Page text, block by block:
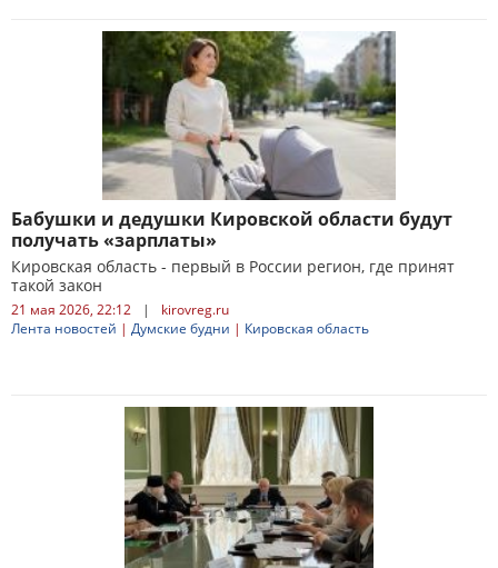
Бабушки и дедушки Кировской области будут
получать «зарплаты»
Кировская область - первый в России регион, где принят
такой закон
21 мая 2026, 22:12 |
kirovreg.ru
Лента новостей | Думские будни | Кировская область